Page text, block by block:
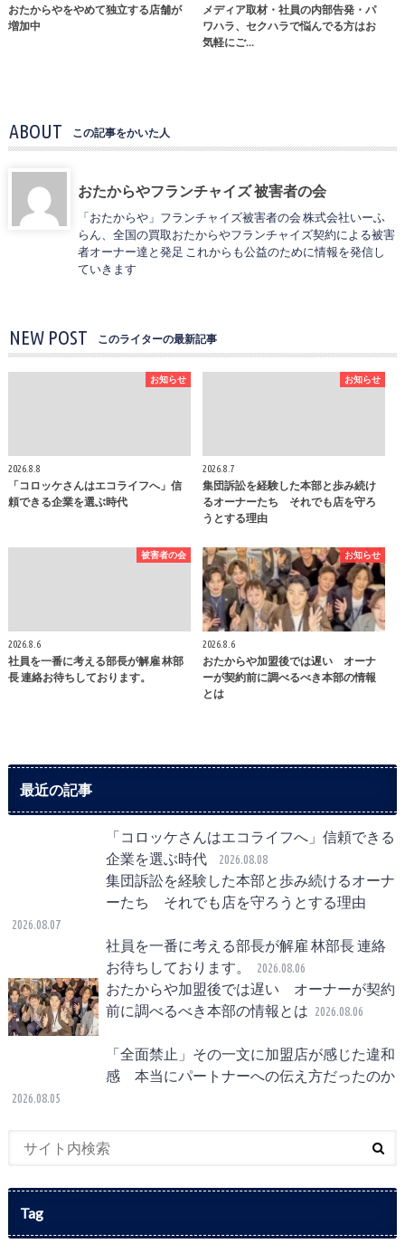
おたからやをやめて独立する店舗が
増加中
メディア取材・社員の内部告発・パ
ワハラ、セクハラで悩んでる方はお
気軽にご…
ABOUT この記事をかいた人
おたからやフランチャイズ 被害者の会
「おたからや」フランチャイズ被害者の会 株式会社いーふ
らん、全国の買取おたからやフランチャイズ契約による被害
者オーナー達と発足 これからも公益のために情報を発信し
ていきます
NEW POST このライターの最新記事
お知らせ
2026.8.8
「コロッケさんはエコライフへ」信
頼できる企業を選ぶ時代
お知らせ
2026.8.7
集団訴訟を経験した本部と歩み続け
るオーナーたち それでも店を守ろ
うとする理由
被害者の会
2026.8.6
社員を一番に考える部長が解雇 林部
長 連絡お待ちしております。
お知らせ
2026.8.6
おたからや加盟後では遅い オーナ
ーが契約前に調べるべき本部の情報
とは
最近の記事
「コロッケさんはエコライフへ」信頼できる
企業を選ぶ時代
2026.08.08
集団訴訟を経験した本部と歩み続けるオーナ
ーたち それでも店を守ろうとする理由
2026.08.07
社員を一番に考える部長が解雇 林部長 連絡
お待ちしております。
2026.08.06
おたからや加盟後では遅い オーナーが契約
前に調べるべき本部の情報とは 2026.08.06
「全面禁止」その一文に加盟店が感じた違和
感 本当にパートナーへの伝え方だったのか
2026.08.05
Tag